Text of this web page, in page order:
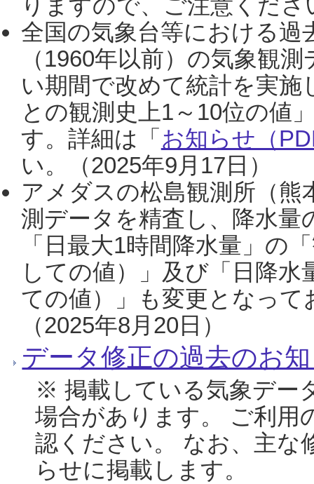
全国の気象台等における過
（1960年以前）の気象観
い期間で改めて統計を実
との観測史上1～10位の値
す。詳細は「 お知らせ（
い。（2025年9月17日）
アメダスの松島観測所（熊
測データを精査し、降水
「日最大1時間降水量」の
しての値）」及び「日降
ての値）」も変更となっ
（2025年8月20日）
データ修正の過去のお
※ 掲載している気象デー
場合があります。 ご利用
認ください。 なお、主な
らせに掲載します。